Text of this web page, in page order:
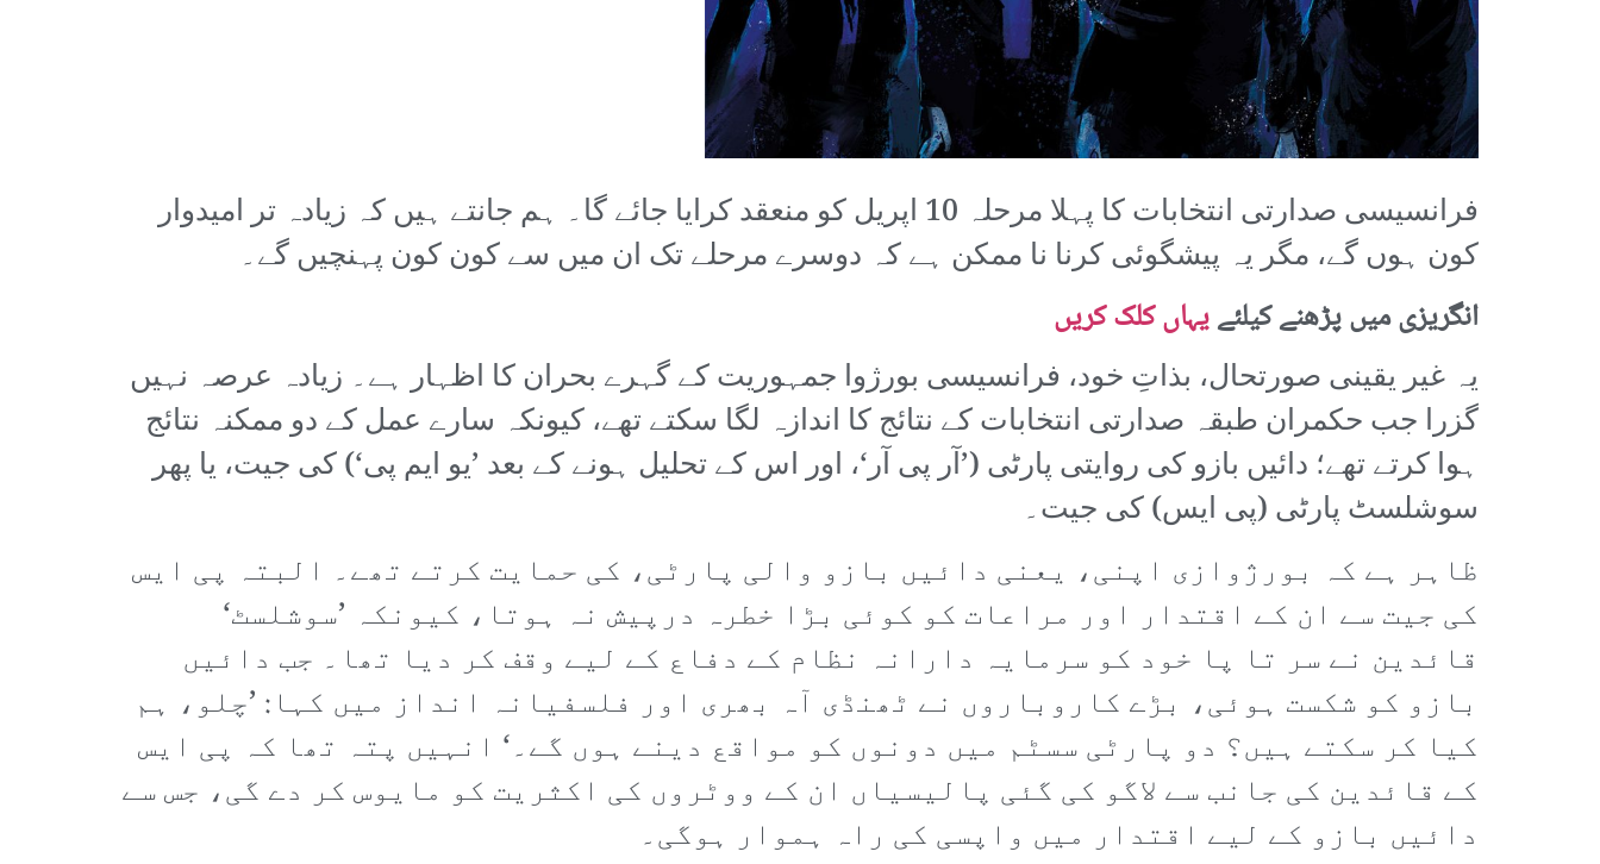
فرانسیسی صدارتی انتخابات کا پہلا مرحلہ 10 اپریل کو منعقد کرایا جائے گا۔ ہم جانتے ہیں کہ زیادہ تر امیدوار
کون ہوں گے، مگر یہ پیشگوئی کرنا نا ممکن ہے کہ دوسرے مرحلے تک ان میں سے کون کون پہنچیں گے۔
انگریزی میں پڑھنے کیلئےیہاں کلک کریں
یہ غیر یقینی صورتحال، بذاتِ خود، فرانسیسی بورژوا جمہوریت کے گہرے بحران کا اظہار ہے۔ زیادہ عرصہ نہیں
گزرا جب حکمران طبقہ صدارتی انتخابات کے نتائج کا اندازہ لگا سکتے تھے، کیونکہ سارے عمل کے دو ممکنہ نتائج
ہوا کرتے تھے؛ دائیں بازو کی روایتی پارٹی (’آر پی آر‘، اور اس کے تحلیل ہونے کے بعد ’یو ایم پی‘) کی جیت، یا پھر
سوشلسٹ پارٹی (پی ایس) کی جیت۔
ظاہر ہے کہ بورژوازی اپنی، یعنی دائیں بازو والی پارٹی، کی حمایت کرتے تھے۔ البتہ پی ایس
کی جیت سے ان کے اقتدار اور مراعات کو کوئی بڑا خطرہ درپیش نہ ہوتا، کیونکہ ’سوشلسٹ‘
قائدین نے سر تا پا خود کو سرمایہ دارانہ نظام کے دفاع کے لیے وقف کر دیا تھا۔ جب دائیں
بازو کو شکست ہوئی، بڑے کاروباروں نے ٹھنڈی آہ بھری اور فلسفیانہ انداز میں کہا: ’چلو، ہم
کیا کر سکتے ہیں؟ دو پارٹی سسٹم میں دونوں کو مواقع دینے ہوں گے۔‘ انہیں پتہ تھا کہ پی ایس
کے قائدین کی جانب سے لاگو کی گئی پالیسیاں ان کے ووٹروں کی اکثریت کو مایوس کر دے گی، جس سے
دائیں بازو کے لیے اقتدار میں واپسی کی راہ ہموار ہوگی۔